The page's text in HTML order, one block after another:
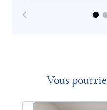
Vous